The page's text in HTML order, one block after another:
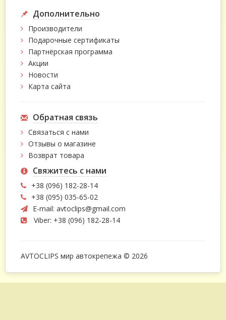
Дополнительно
Производители
Подарочные сертификаты
Партнёрская программа
Акции
Новости
Карта сайта
Обратная связь
Связаться с нами
Отзывы о магазине
Возврат товара
Свяжитесь с нами
+38 (096) 182-28-14
+38 (095) 035-65-02
E-mail: avtoclips@gmail.com
Viber: +38 (096) 182-28-14
AVTOCLIPS мир автокрепежа © 2026